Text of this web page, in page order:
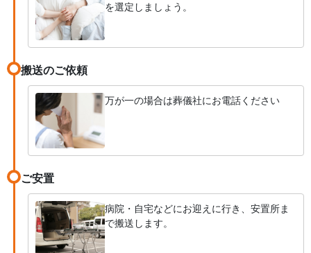
を選定しましょう。
搬送のご依頼
万が一の場合は葬儀社にお電話ください
ご安置
病院・自宅などにお迎えに行き、安置所ま
で搬送します。